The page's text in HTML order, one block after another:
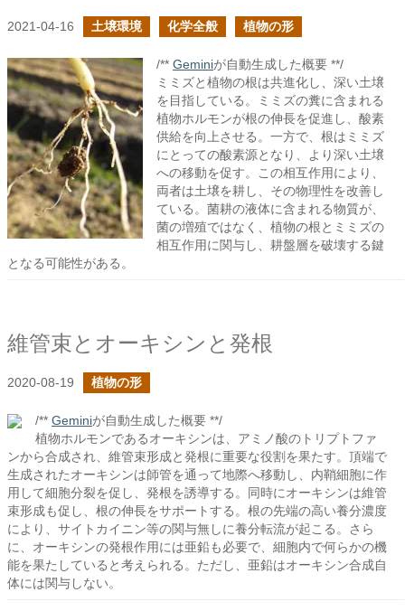
2021-04-16 土壌環境 化学全般 植物の形
/** Geminiが自動生成した概要 **/
ミミズと植物の根は共進化し、深い土壌
を目指している。ミミズの糞に含まれる
植物ホルモンが根の伸長を促進し、酸素
供給を向上させる。一方で、根はミミズ
にとっての酸素源となり、より深い土壌
への移動を促す。この相互作用により、
両者は土壌を耕し、その物理性を改善し
ている。菌耕の液体に含まれる物質が、
菌の増殖ではなく、植物の根とミミズの
相互作用に関与し、耕盤層を破壊する鍵
となる可能性がある。
維管束とオーキシンと発根
2020-08-19 植物の形
/** Geminiが自動生成した概要 **/
植物ホルモンであるオーキシンは、アミノ酸のトリプトファ
ンから合成され、維管束形成と発根に重要な役割を果たす。頂端で
生成されたオーキシンは師管を通って地際へ移動し、内鞘細胞に作
用して細胞分裂を促し、発根を誘導する。同時にオーキシンは維管
束形成も促し、根の伸長をサポートする。根の先端の高い養分濃度
により、サイトカイニン等の関与無しに養分転流が起こる。さら
に、オーキシンの発根作用には亜鉛も必要で、細胞内で何らかの機
能を果たしていると考えられる。ただし、亜鉛はオーキシン合成自
体には関与しない。